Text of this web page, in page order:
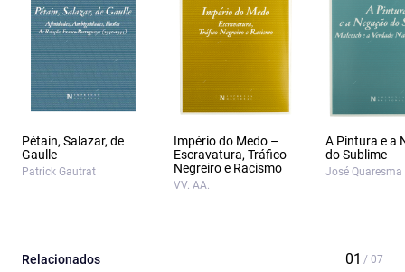
Pétain, Salazar, de
Gaulle
Patrick Gautrat
Império do Medo –
Escravatura, Tráfico
Negreiro e Racismo
VV. AA.
A Pintura e a
do Sublime
José Quaresma
Relacionados